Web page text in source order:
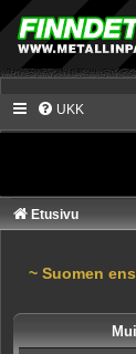
UKK
Etusivu
~ Suomen